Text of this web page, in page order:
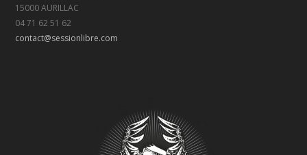
15000 AURILLAC
04 71 62 51 62
contact@sessionlibre.com